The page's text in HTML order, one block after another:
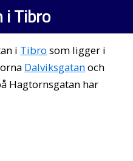
i Tibro
i Tibro som ligger i
Dalviksgatanoch
Hagtornsgatan har